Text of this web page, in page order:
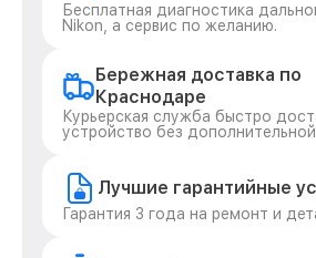
Бесплатная диагностика
Nikon, а сервис по желанию.
Бережная доставка по
Краснодаре
Курьерская служба быстро
устройство без
Лучшие гарантийные
Гарантия 3 года на ремонт и